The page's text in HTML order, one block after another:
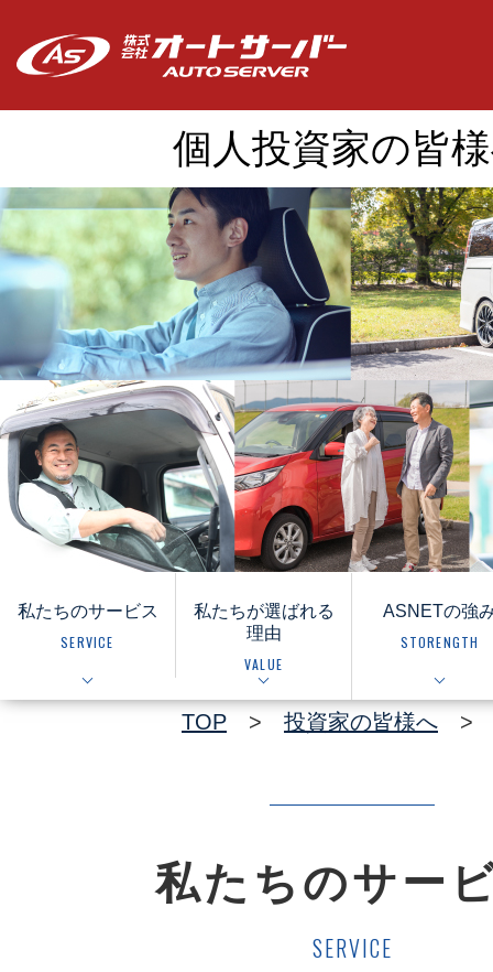
個人投資家の皆
私たちのサービス
SERVICE
私たちが選ばれる
理由
VALUE
ASNETの強
STORENGTH
TOP > 投資家の皆様へ >
私たちのサー
SERVICE